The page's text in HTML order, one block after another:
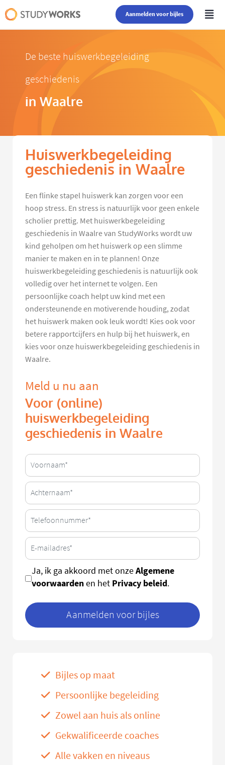
Aanmelden voor bijles
De beste huiswerkbegeleiding
geschiedenis
in Waalre
Huiswerkbegeleiding
geschiedenis in Waalre
Een flinke stapel huiswerk kan zorgen voor een
hoop stress. En stress is natuurlijk voor geen enkele
scholier prettig. Met huiswerkbegeleiding
geschiedenis in Waalre van StudyWorks wordt uw
kind geholpen om het huiswerk op een slimme
manier te maken en in te plannen! Onze
huiswerkbegeleiding geschiedenis is natuurlijk ook
volledig over het internet te volgen. Een
persoonlijke coach helpt uw kind met een
ondersteunende en motiverende houding, zodat
het huiswerk maken ook leuk wordt! Kies ook voor
betere rapportcijfers en hulp bij het huiswerk, en
kies voor onze huiswerkbegeleiding geschiedenis in
Waalre.
Meld u nu aan
Voor (online)
huiswerkbegeleiding
geschiedenis in Waalre
Ja, ik ga akkoord met onzeAlgemene
voorwaardenen het Privacy beleid.
Aanmelden voor bijles
Bijles op maat
Persoonlijke begeleiding
Zowel aan huis als online
Gekwalificeerde coaches
Alle vakken en niveaus